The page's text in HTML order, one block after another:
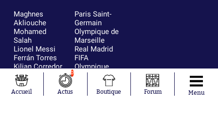
Maghnes
Akliouche
Mohamed
Salah
Lionel Messi
Ferrán Torres
Kilian Corredor
Franco
Mastantuono
Orel Mangala
Paris Saint-
Germain
Olympique de
Marseille
Real Madrid
FIFA
Olympique
lyonnais
AS Monaco
FC Barcelone
Accueil
0
Actus Boutique Forum Menu